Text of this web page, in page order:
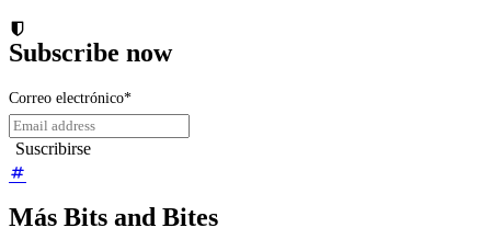
Subscribe now
Correo electrónico*
Más Bits and Bites